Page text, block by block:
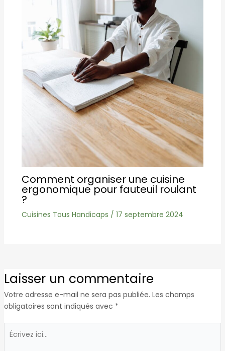
Comment organiser une cuisine
ergonomique pour fauteuil roulant
?
Cuisines Tous Handicaps / 17 septembre 2024
Laisser un commentaire
Votre adresse e-mail ne sera pas publiée. Les champs
obligatoires sont indiqués avec *
Écrivez
ici…